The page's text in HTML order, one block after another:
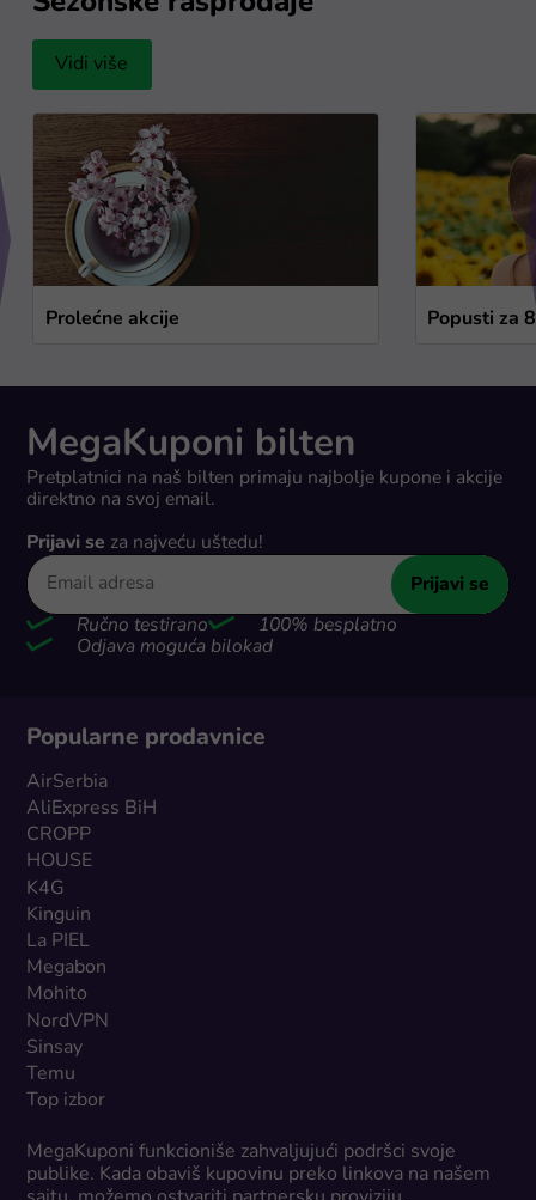
Vidi više
Prolećne akcije Popusti za
MegaKuponi bilten
Pretplatnici na naš bilten primaju najbolje kupone i akcije
direktno na svoj email.
Prijavi se za najveću uštedu!
Prijavi se
Ručno testirano
100% besplatno
Odjava moguća bilokad
Popularne prodavnice
AirSerbia
AliExpress BiH
CROPP
HOUSE
K4G
Kinguin
La PIEL
Megabon
Mohito
NordVPN
Sinsay
Temu
Top izbor
MegaKuponi funkcioniše zahvaljujući podršci svoje
publike. Kada obaviš kupovinu preko linkova na našem